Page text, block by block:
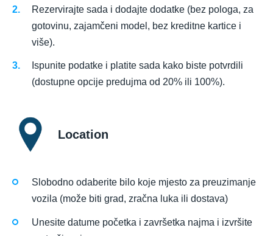
Rezervirajte sada i dodajte dodatke (bez pologa, za
gotovinu, zajamčeni model, bez kreditne kartice i
više).
Ispunite podatke i platite sada kako biste potvrdili
(dostupne opcije predujma od 20% ili 100%).
Location
Slobodno odaberite bilo koje mjesto za preuzimanje
vozila (može biti grad, zračna luka ili dostava)
Unesite datume početka i završetka najma i izvršite